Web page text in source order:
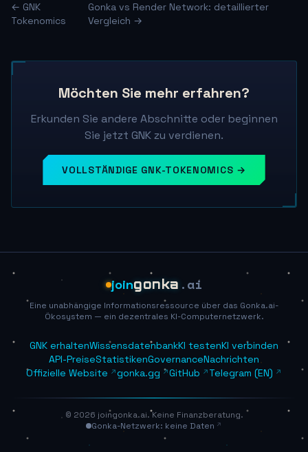
← GNK
Tokenomics
Gonka vs Render Network: detaillierter
Vergleich →
Möchten Sie mehr erfahren?
Erkunden Sie andere Abschnitte oder beginnen
Sie jetzt GNK zu verdienen.
VOLLSTÄNDIGE GNK-TOKENOMICS →
joingonka .ai
Eine unabhängige Informationsressource über das Gonka.ai-
Ökosystem — ein dezentrales KI-Computernetzwerk.
GNK erhaltenWissensdatenbankKI testenKI verbinden
API-PreiseStatistikenGovernanceNachrichten
Offizielle Website
gonka.gg GitHub Telegram (EN)
© 2026 joingonka.ai. Keine Finanzberatung.
Gonka-Netzwerk: keine Daten